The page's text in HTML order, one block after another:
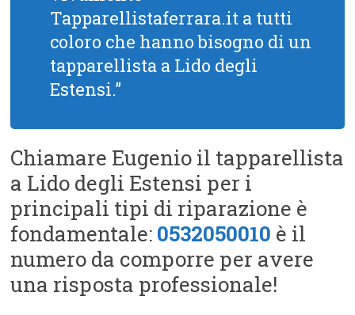
Tapparellistaferrara.it a tutti
coloro che hanno bisogno di un
tapparellista a Lido degli
Estensi.”
Chiamare Eugenio il tapparellista
a Lido degli Estensi per i
principali tipi di riparazione è
fondamentale: 0532050010 è il
numero da comporre per avere
una risposta professionale!